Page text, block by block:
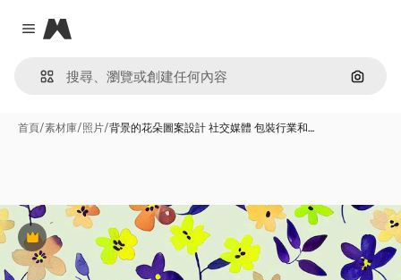
Close menu
Magnific
通過圖
首頁/素材庫/照片/背景的花朵圖案設計 社交媒體 包裝行業和…
Premium